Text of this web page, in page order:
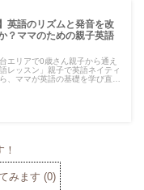
英語のリズムと発音を改
？ママのための親子英語
エリアで0歳さん親子から通え
レッスン」親子で英語ネイティ
、ママが英語の基礎を学び直す
みます (0)